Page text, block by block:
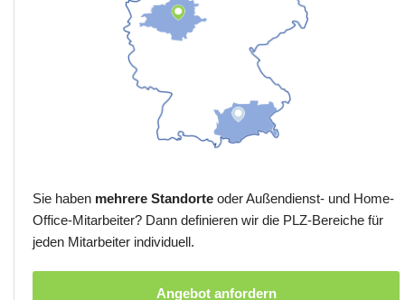
Sie haben mehrere Standorte oder Außendienst- und Home-
Office-Mitarbeiter? Dann definieren wir die PLZ-Bereiche für
jeden Mitarbeiter individuell.
Angebot anfordern